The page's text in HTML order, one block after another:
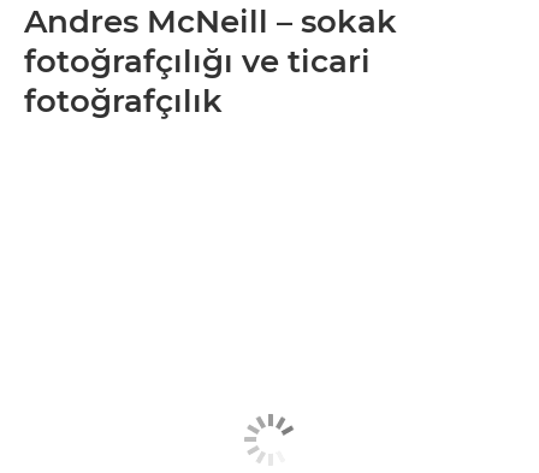
Andres McNeill – sokak
fotoğrafçılığı ve ticari
fotoğrafçılık